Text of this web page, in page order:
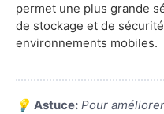
permet une plus grande
de stockage et de
environnements mobiles.
💡 Astuce: Pour